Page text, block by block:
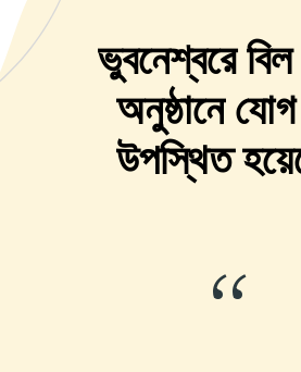
ভুবনেশ্বরে
অনুষ্ঠানে
উপস্থিত
“